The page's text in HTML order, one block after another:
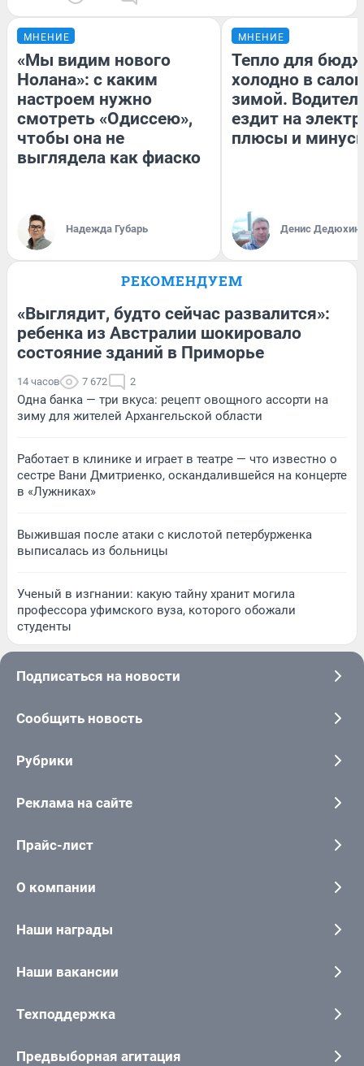
МНЕНИЕ
«Мы видим нового
Нолана»: с каким
настроем нужно
смотреть «Одиссею»,
чтобы она не
выглядела как фиаско
Надежда Губарь
МНЕНИЕ
Тепло для
холодно в
зимой.
ездит на
плюсы и
Денис Дедюхин
РЕКОМЕНДУЕМ
«Выглядит, будто сейчас развалится»:
ребенка из Австралии шокировало
состояние зданий в Приморье
14 часов 7 672 2
Одна банка — три вкуса: рецепт овощного ассорти на
зиму для жителей Архангельской области
Работает в клинике и играет в театре — что известно о
сестре Вани Дмитриенко, оскандалившейся на концерте
в «Лужниках»
Выжившая после атаки с кислотой петербурженка
выписалась из больницы
Ученый в изгнании: какую тайну хранит могила
профессора уфимского вуза, которого обожали
студенты
Подписаться на новости
Сообщить новость
Рубрики
Реклама на сайте
Прайс-лист
О компании
Наши награды
Наши вакансии
Техподдержка
Предвыборная агитация